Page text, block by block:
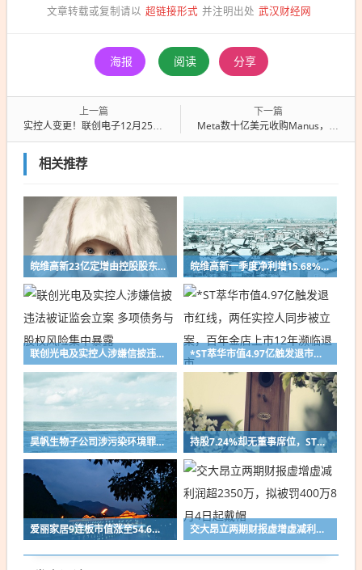
文章转载或复制请以 超链接形式 并注明出处 武汉财经网
海报 阅读 分享
上一篇
实控人变更！联创电子12月25日复牌，江西国资正式入局
下一篇
Meta数十亿美元收购Manus，元宇宙野心再下一城
相关推荐
皖维高新23亿定增由控股股东全额认购,拟攻坚日企垄断95%份额的PVA光学膜 皖维高新一季度净利增15.68%，再抛23亿定增攻坚高端显示材料
联创光电及实控人涉嫌信披违法被证监会立案 多项债务与股权风险集中暴露 *ST萃华市值4.97亿触发退市红线，两任实控人同步被立案，百年金店上市12年濒临退市
昊帆生物子公司涉污染环境罪被公诉，公司称将向原股东追偿损失 持股7.24%却无董事席位，ST如意换届引第三大股东投反对票
爱丽家居9连板市值涨至54.6亿，上半年预亏超3400万，PE超行业11倍 交大昂立两期财报虚增虚减利润超2350万，拟被罚400万8月4日起戴帽